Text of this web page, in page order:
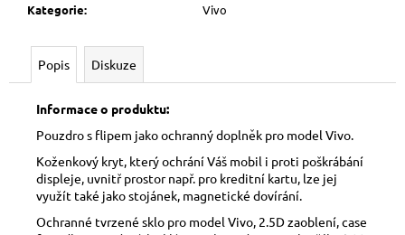
Kategorie: Vivo
Popis Diskuze
Informace o produktu:
Pouzdro s flipem jako ochranný doplněk pro model Vivo.
Koženkový kryt, který ochrání Váš mobil i proti poškrábání
displeje, uvnitř prostor např. pro kreditní kartu, lze jej
využít také jako stojánek, magnetické dovírání.
Ochranné tvrzené sklo pro model Vivo, 2.5D zaoblení, case